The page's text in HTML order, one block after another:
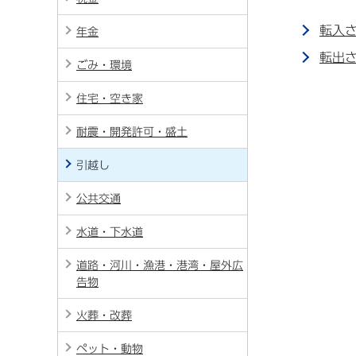
転入
転出
年金
ごみ・環境
住宅・空き家
耐震・開発許可・盛土
引越し
公共交通
水道・下水道
道路・河川・漁港・港湾・屋外広
告物
火葬・改葬
ペット・動物